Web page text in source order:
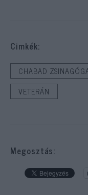
Cimkék:
CHABAD
VETERÁN
Megosztás: